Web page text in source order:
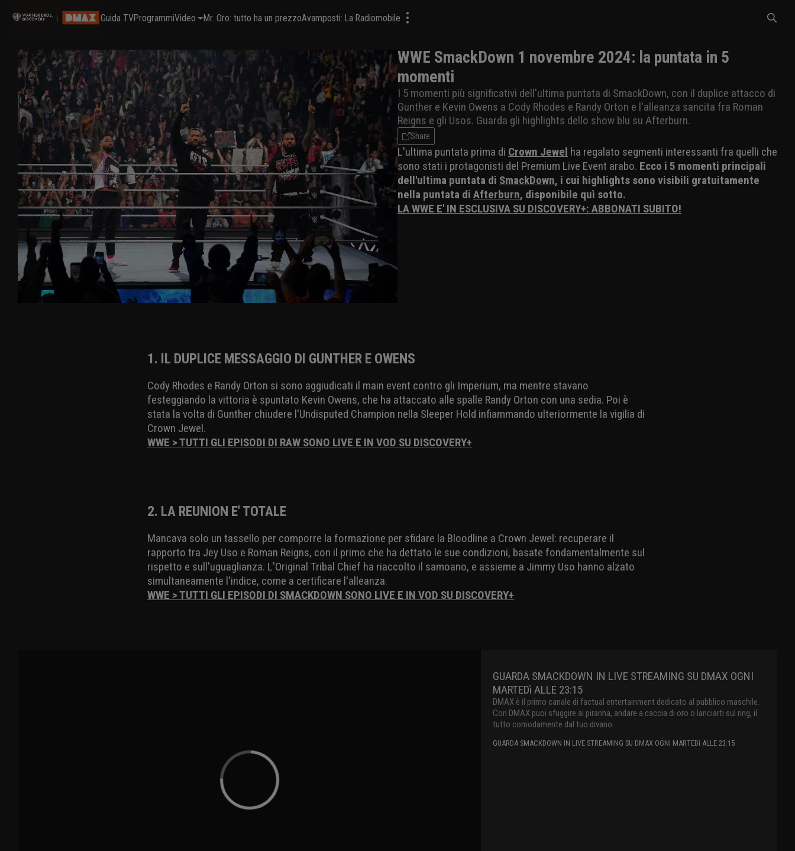
Guida TVProgrammiVideo Mr. Oro: tutto ha un prezzoAvamposti: La Radiomobile
WWE SmackDown 1 novembre 2024: la puntata in 5
momenti
I 5 momenti più significativi dell'ultima puntata di SmackDown, con il duplice attacco di
Gunther e Kevin Owens a Cody Rhodes e Randy Orton e l'alleanza sancita fra Roman
Reigns e gli Usos. Guarda gli highlights dello show blu su Afterburn.
Share
L'ultima puntata prima di Crown Jewel ha regalato segmenti interessanti fra quelli che
sono stati i protagonisti del Premium Live Event arabo. Ecco i 5 momenti principali
dell'ultima puntata di SmackDown, i cui highlights sono visibili gratuitamente
nella puntata di Afterburn, disponibile quì sotto.
LA WWE E' IN ESCLUSIVA SU DISCOVERY+: ABBONATI SUBITO!
1. IL DUPLICE MESSAGGIO DI GUNTHER E OWENS
Cody Rhodes e Randy Orton si sono aggiudicati il main event contro gli Imperium, ma mentre stavano
festeggiando la vittoria è spuntato Kevin Owens, che ha attaccato alle spalle Randy Orton con una sedia. Poi è
stata la volta di Gunther chiudere l'Undisputed Champion nella Sleeper Hold infiammando ulteriormente la vigilia di
Crown Jewel.
WWE > TUTTI GLI EPISODI DI RAW SONO LIVE E IN VOD SU DISCOVERY+
2. LA REUNION E' TOTALE
Mancava solo un tassello per comporre la formazione per sfidare la Bloodline a Crown Jewel: recuperare il
rapporto tra Jey Uso e Roman Reigns, con il primo che ha dettato le sue condizioni, basate fondamentalmente sul
rispetto e sull'uguaglianza. L'Original Tribal Chief ha riaccolto il samoano, e assieme a Jimmy Uso hanno alzato
simultaneamente l'indice, come a certificare l'alleanza.
WWE > TUTTI GLI EPISODI DI SMACKDOWN SONO LIVE E IN VOD SU DISCOVERY+
GUARDA SMACKDOWN IN LIVE STREAMING SU DMAX OGNI
MARTEDì ALLE 23:15
DMAX è il primo canale di factual entertainment dedicato al pubblico maschile.
Con DMAX puoi sfuggire ai piranha, andare a caccia di oro o lanciarti sul ring, il
tutto comodamente dal tuo divano.
GUARDA SMACKDOWN IN LIVE STREAMING SU DMAX OGNI MARTEDì ALLE 23:15